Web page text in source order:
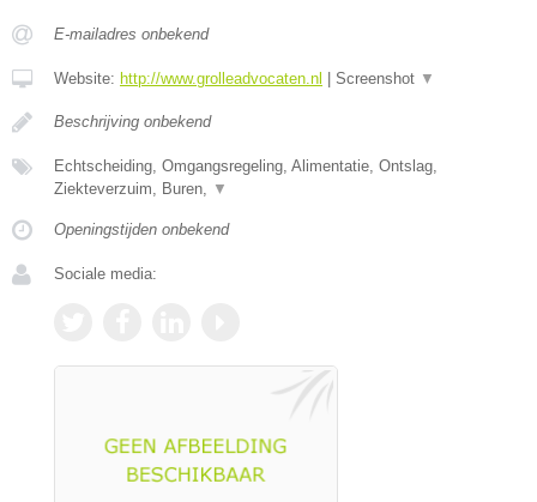
E-mailadres onbekend
Website: http://www.grolleadvocaten.nl | Screenshot ▼
Beschrijving onbekend
Echtscheiding, Omgangsregeling, Alimentatie, Ontslag,
Ziekteverzuim, Buren,
▼
Openingstijden onbekend
Sociale media: